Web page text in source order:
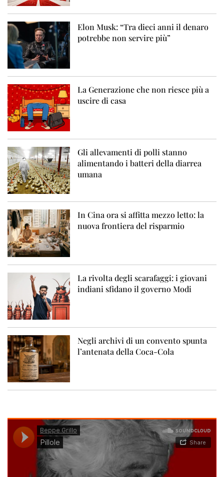
Elon Musk: “Tra dieci anni il denaro
potrebbe non servire più”
La Generazione che non riesce più a
uscire di casa
Gli allevamenti di polli stanno
alimentando i batteri della diarrea
umana
In Cina ora si affitta mezzo letto: la
nuova frontiera del risparmio
La rivolta degli scarafaggi: i giovani
indiani sfidano il governo Modi
Negli archivi di un convento spunta
l’antenata della Coca-Cola